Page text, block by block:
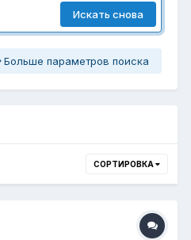
Искать снова
Больше параметров поиска
СОРТИРОВКА